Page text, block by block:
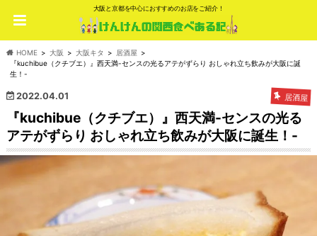
大阪と京都を中心におすすめのお店をご紹介！
HOME 大阪 大阪キタ
居酒屋
『kuchibue（クチブエ）』西天満-センスの光るアテがずらり おしゃれ立ち飲みが大阪に誕
生！-
2022.04.01 居酒屋
『kuchibue（クチブエ）』西天満-センスの光る
アテがずらり おしゃれ立ち飲みが大阪に誕生！-